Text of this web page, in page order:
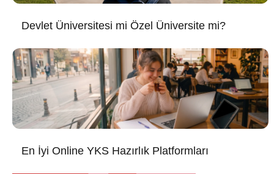
Devlet Üniversitesi mi Özel Üniversite mi?
En İyi Online YKS Hazırlık Platformları